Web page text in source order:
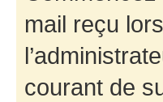
mail reçu
courant de